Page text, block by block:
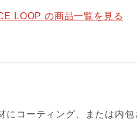
LOOP の商品一覧を見る
コーティング、または内